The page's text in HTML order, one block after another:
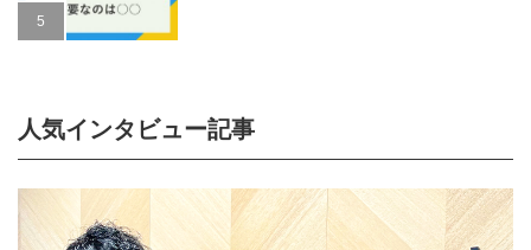
人気インタビュー記事